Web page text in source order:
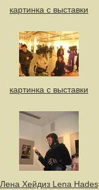
картинка с выставки
картинка с выставки
Лена Хейдиз Lena Hades